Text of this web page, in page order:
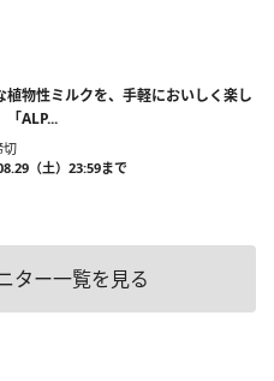
植物性ミルクを、手軽においしく楽し
「ALP...
切
（土）23:59まで
ター一覧を見る